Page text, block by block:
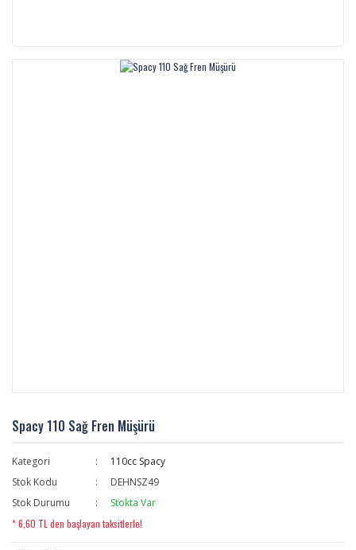
Spacy 110 Sağ Fren Müşürü
Kategori
110cc Spacy
Stok Kodu
DEHNSZ49
Stok Durumu
Stokta Var
* 6,60 TL den başlayan taksitlerle!